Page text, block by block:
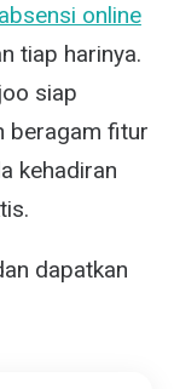
online
tiap harinya.
siap
beragam fitur
kehadiran
dapatkan